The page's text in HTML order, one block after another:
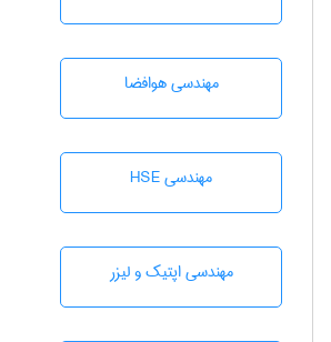
مهندسی هوافضا
مهندسی HSE
مهندسی اپتیک و لیزر